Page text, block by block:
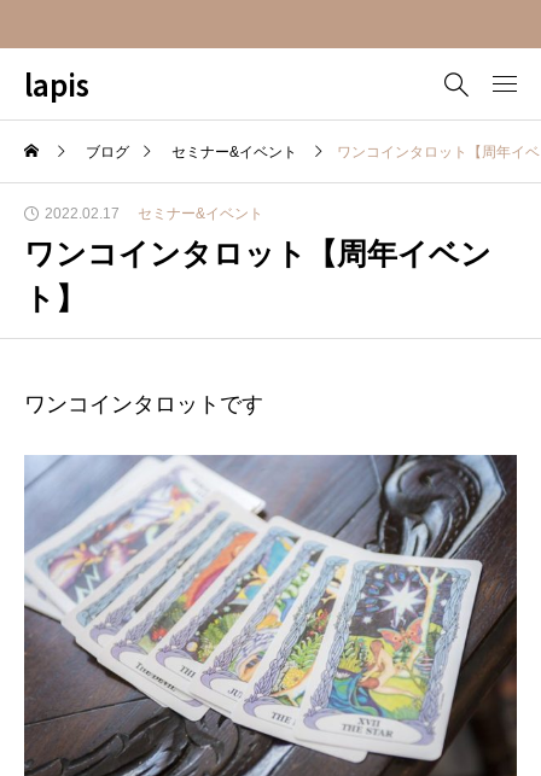
lapis
ブログ セミナー&イベント ワンコインタロット【周年イ
2022.02.17 セミナー&イベント
ワンコインタロット【周年イベン
ト】
ワンコインタロットです